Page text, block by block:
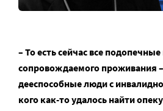
– То есть сейчас все
сопровождаемого проживания
дееспособные люди с
кого как-то удалось найти